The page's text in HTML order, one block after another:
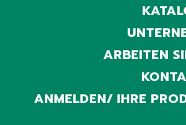
ARBEITEN
ANMELDEN/ IHRE